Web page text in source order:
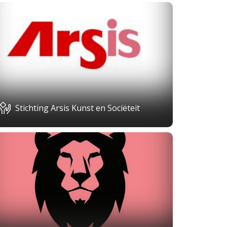
Stichting Arsis Kunst en Sociëteit